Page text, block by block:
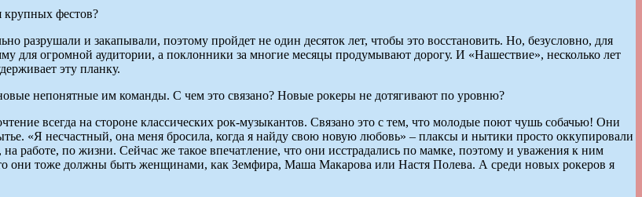
крупных фестов?
разрушали и закапывали, поэтому пройдет не один десяток лет, чтобы это восстановить. Но, безусловно, для
для огромной аудитории, а поклонники за многие месяцы продумывают дорогу. И «Нашествие», несколько лет
эту планку.
непонятные им команды. С чем это связано? Новые рокеры не дотягивают по уровню?
всегда на стороне классических рок-музыкантов. Связано это с тем, что молодые поют чушь собачью! Они
«Я несчастный, она меня бросила, когда я найду свою новую любовь» – плаксы и нытики просто оккупировали
работе, по жизни. Сейчас же такое впечатление, что они исстрадались по мамке, поэтому и уважения к ним
они тоже должны быть женщинами, как Земфира, Маша Макарова или Настя Полева. А среди новых рокеров я